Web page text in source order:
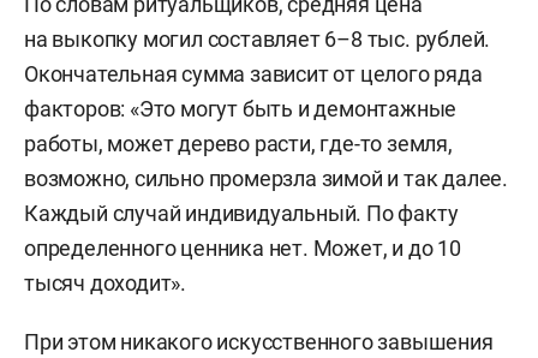
на выкопку могил составляет 6–8 тыс. рублей.
Окончательная сумма зависит от целого ряда
факторов: «Это могут быть и демонтажные
работы, может дерево расти, где-то земля,
возможно, сильно промерзла зимой и так далее.
Каждый случай индивидуальный. По факту
определенного ценника нет. Может, и до 10
тысяч доходит».
При этом никакого искусственного завышения